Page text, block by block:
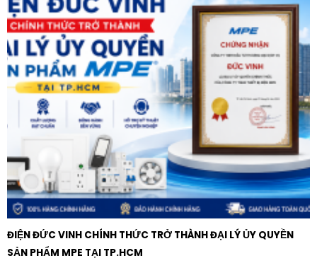
ĐIỆN ĐỨC VINH CHÍNH THỨC TRỞ THÀNH ĐẠI LÝ ỦY QUYỀN
SẢN PHẨM MPE TẠI TP.HCM